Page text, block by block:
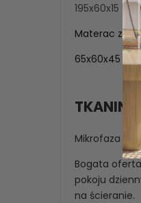
195x60x15
Materac
65x60x45
Mikrofaza to
Bogata
pokoju
na ścieranie.